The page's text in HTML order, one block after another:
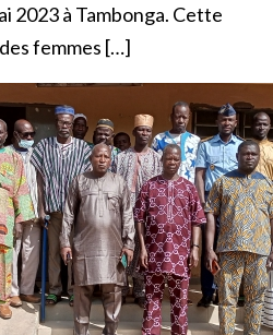
2023 à Tambonga. Cette
femmes […]